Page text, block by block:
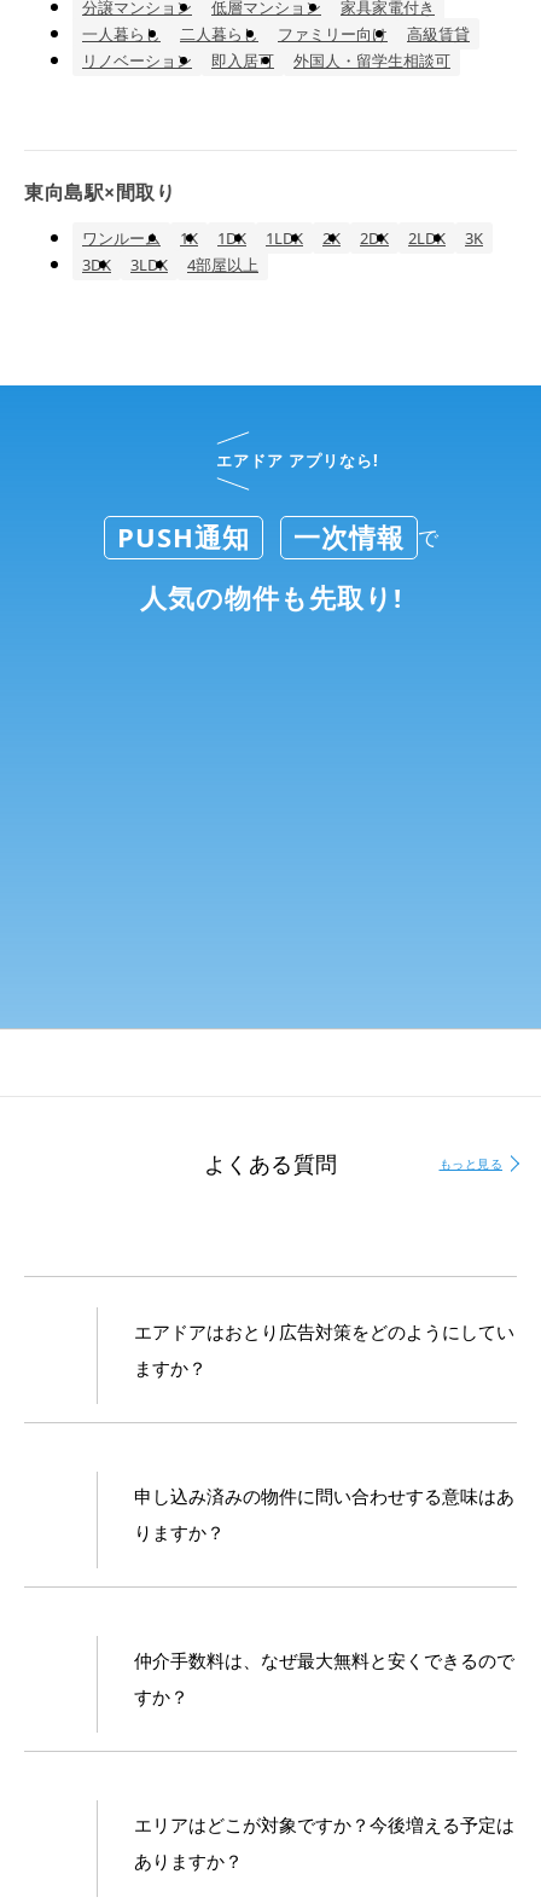
分譲マンション 低層マンション
家具家電付き
一人暮らし
二人暮らし ファミリー向け
高級賃貸
リノベーション
即入居可 外国人・留学生相談可
東向島駅×間取り
ワンルーム 1K 1DK 1LDK 2K 2DK 2LDK
3K
3DK
3LDK 4部屋以上
エアドア アプリなら!
PUSH通知 一次情報 で
人気の物件も先取り!
よくある質問 もっと見る
エアドアはおとり広告対策をどのようにしてい
ますか？
申し込み済みの物件に問い合わせする意味はあ
りますか？
仲介手数料は、なぜ最大無料と安くできるので
すか？
エリアはどこが対象ですか？今後増える予定は
ありますか？